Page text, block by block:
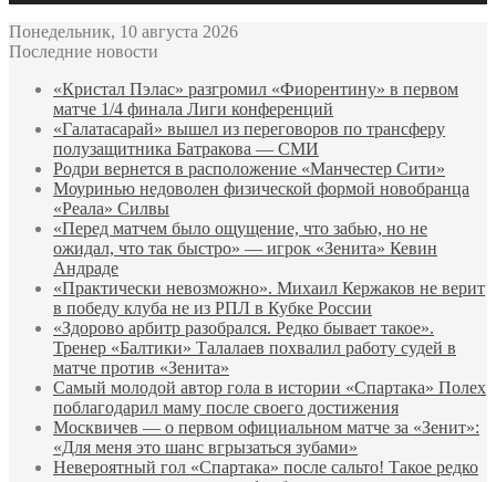
Понедельник, 10 августа 2026
Последние новости
«Кристал Пэлас» разгромил «Фиорентину» в первом
матче 1/4 финала Лиги конференций
«Галатасарай» вышел из переговоров по трансферу
полузащитника Батракова — СМИ
Родри вернется в расположение «Манчестер Сити»
Моуринью недоволен физической формой новобранца
«Реала» Силвы
«Перед матчем было ощущение, что забью, но не
ожидал, что так быстро» — игрок «Зенита» Кевин
Андраде
«Практически невозможно». Михаил Кержаков не верит
в победу клуба не из РПЛ в Кубке России
«Здорово арбитр разобрался. Редко бывает такое».
Тренер «Балтики» Талалаев похвалил работу судей в
матче против «Зенита»
Самый молодой автор гола в истории «Спартака» Полех
поблагодарил маму после своего достижения
Москвичев — о первом официальном матче за «Зенит»:
«Для меня это шанс вгрызаться зубами»
Невероятный гол «Спартака» после сальто! Такое редко